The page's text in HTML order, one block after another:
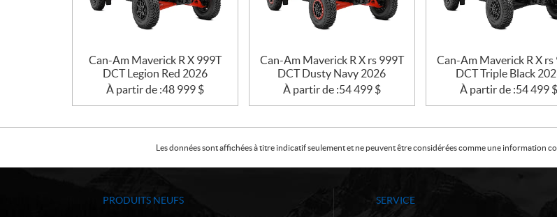
Can-Am Maverick R X 999T
DCT Legion Red 2026
À partir de :48 999 $
Can-Am Maverick R X rs 999T
DCT Dusty Navy 2026
À partir de :54 499 $
Can-Am Maverick R X rs
DCT Triple Black
À partir de :54 499 $
Les données sont affichées à titre indicatif seulement et ne peuvent être considérées comme une information
PRODUITS NEUFS SERVICE